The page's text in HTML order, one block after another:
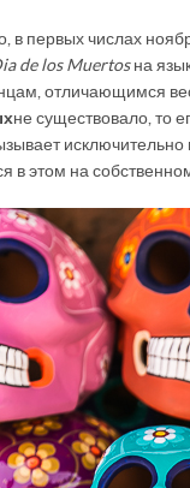
в первых числах
de los Muertosна
отличающимся
не существовало, то
в этом на